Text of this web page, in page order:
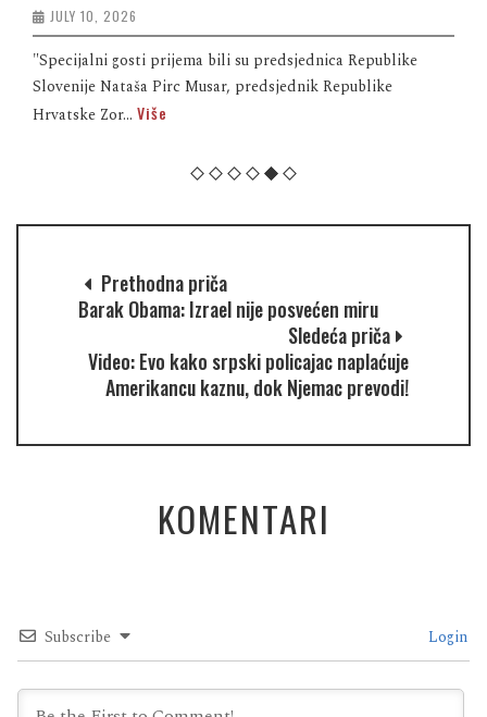
JULY 10, 2026
"Specijalni gosti prijema bili su predsjednica Republike
Slovenije Nataša Pirc Musar, predsjednik Republike
Hrvatske Zor... Više
Prethodna priča
Barak Obama: Izrael nije posvećen miru
Sledeća priča
Video: Evo kako srpski policajac naplaćuje
Amerikancu kaznu, dok Njemac prevodi!
KOMENTARI
Subscribe Login